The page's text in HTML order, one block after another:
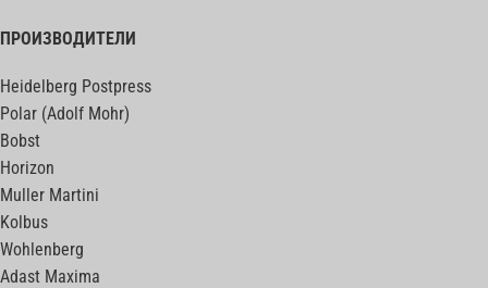
ПРОИЗВОДИТЕЛИ
Heidelberg Postpress
Polar (Adolf Mohr)
Bobst
Horizon
Muller Martini
Kolbus
Wohlenberg
Adast Maxima